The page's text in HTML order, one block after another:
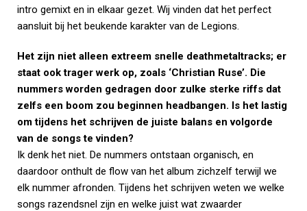
intro gemixt en in elkaar gezet. Wij vinden dat het perfect
aansluit bij het beukende karakter van de Legions.
Het zijn niet alleen extreem snelle deathmetaltracks; er
staat ook trager werk op, zoals ‘Christian Ruse’. Die
nummers worden gedragen door zulke sterke riffs dat
zelfs een boom zou beginnen headbangen. Is het lastig
om tijdens het schrijven de juiste balans en volgorde
van de songs te vinden?
Ik denk het niet. De nummers ontstaan organisch, en
daardoor onthult de flow van het album zichzelf terwijl we
elk nummer afronden. Tijdens het schrijven weten we welke
songs razendsnel zijn en welke juist wat zwaarder